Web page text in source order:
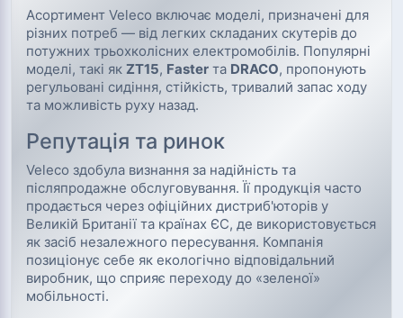
Асортимент Veleco включає моделі, призначені для
різних потреб — від легких складаних скутерів до
потужних трьохколісних електромобілів. Популярні
моделі, такі як ZT15, Faster та DRACO, пропонують
регульовані сидіння, стійкість, тривалий запас ходу
та можливість руху назад.
Репутація та ринок
Veleco здобула визнання за надійність та
післяпродажне обслуговування. Її продукція часто
продається через офіційних дистриб'юторів у
Великій Британії та країнах ЄС, де використовується
як засіб незалежного пересування. Компанія
позиціонує себе як екологічно відповідальний
виробник, що сприяє переходу до «зеленої»
мобільності.